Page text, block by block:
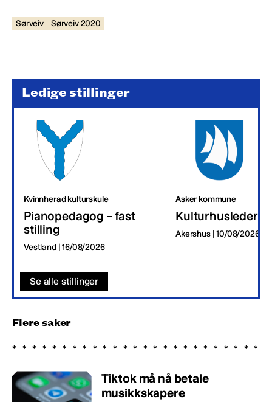
Sørveiv Sørveiv 2020
Ledige stillinger
Kvinnherad kulturskule
Pianopedagog – fast
stilling
Vestland | 16/08/2026
Asker kommune
Kulturhusleder
Akershus | 10/08/2026
Se alle stillinger
Flere saker
Tiktok må nå betale
musikkskapere